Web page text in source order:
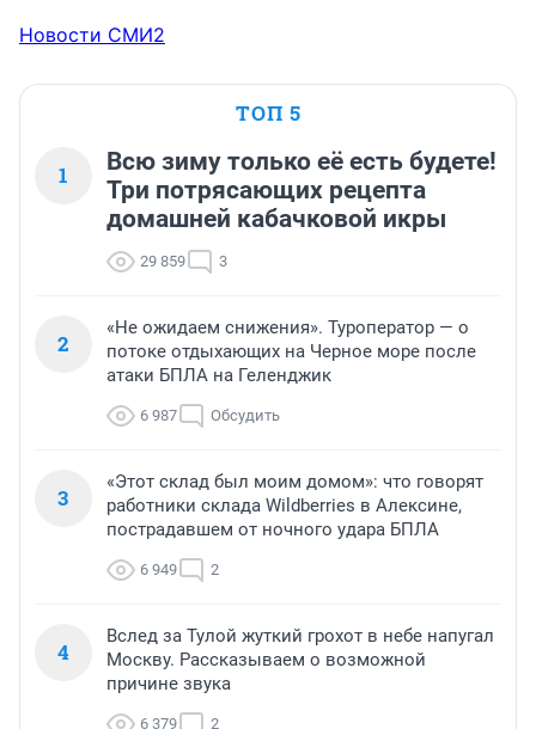
Новости СМИ2
ТОП 5
1
Всю зиму только её есть будете!
Три потрясающих рецепта
домашней кабачковой икры
29 859 3
2
«Не ожидаем снижения». Туроператор — о
потоке отдыхающих на Черное море после
атаки БПЛА на Геленджик
6 987 Обсудить
3
«Этот склад был моим домом»: что говорят
работники склада Wildberries в Алексине,
пострадавшем от ночного удара БПЛА
6 949 2
4
Вслед за Тулой жуткий грохот в небе напугал
Москву. Рассказываем о возможной
причине звука
6 379 2